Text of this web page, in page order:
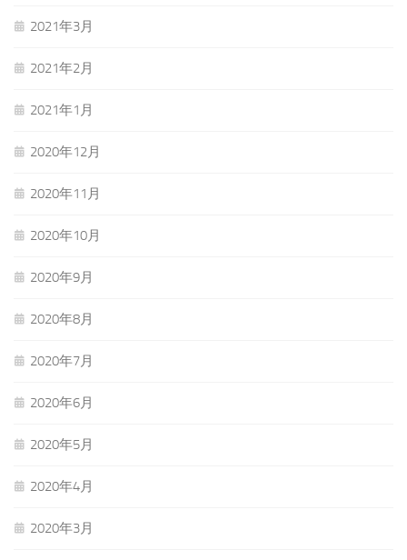
2021年3月
2021年2月
2021年1月
2020年12月
2020年11月
2020年10月
2020年9月
2020年8月
2020年7月
2020年6月
2020年5月
2020年4月
2020年3月